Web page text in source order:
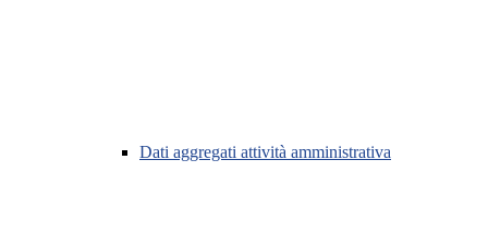
Dati aggregati attività amministrativa